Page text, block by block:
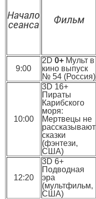
Начало
сеанса Фильм
9:00
2D 0+ Мульт в
кино выпуск
№ 54 (Россия)
10:00
3D 16+
Пираты
Карибского
моря:
Мертвецы не
рассказывают
сказки
(фэнтези,
США)
12:20
3D 6+
Подводная
эра
(мультфильм,
США)